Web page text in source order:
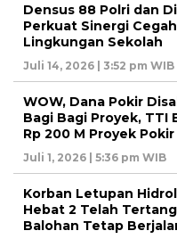
Densus 88 Polri dan
Perkuat Sinergi
Lingkungan Sekolah
Juli 14, 2026 | 3:52 pm WIB
WOW, Dana Pokir
Bagi Bagi Proyek, TTI
Rp 200 M Proyek Pokir
Juli 1, 2026 | 5:36 pm WIB
Korban Letupan
Hebat 2 Telah
Balohan Tetap